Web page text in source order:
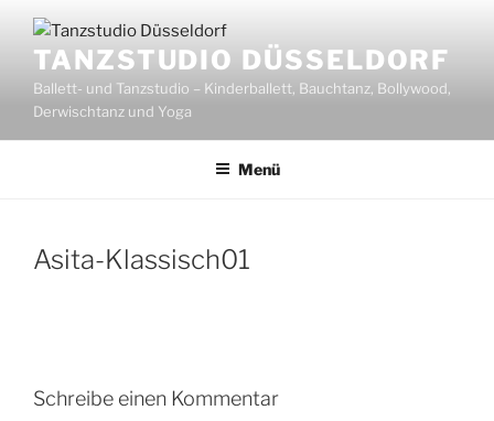
Inhalt
springenTANZSTUDIO DÜSSELDORF
Ballett- und Tanzstudio – Kinderballett, Bauchtanz, Bollywood,
Derwischtanz und Yoga
Menü
Asita-Klassisch01
Schreibe einen Kommentar